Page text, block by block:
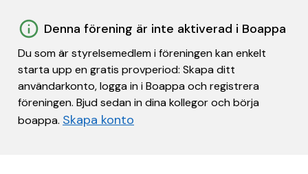
Denna förening är inte aktiverad i Boappa
Du som är styrelsemedlem i föreningen kan enkelt
starta upp en gratis provperiod: Skapa ditt
användarkonto, logga in i Boappa och registrera
föreningen. Bjud sedan in dina kollegor och börja
boappa. Skapa konto